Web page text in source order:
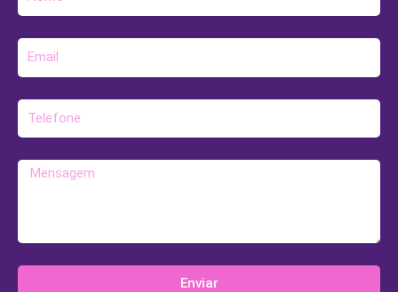
E-
Telefone
Mensagem
Enviar